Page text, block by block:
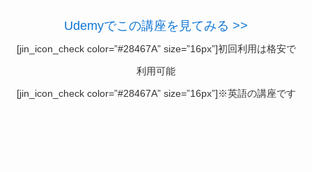
Udemyでこの講座を見てみる >>
[jin_icon_check color=”#28467A” size=”16px”]初回利用は格安で
利用可能
[jin_icon_check color=”#28467A” size=”16px”]※英語の講座です